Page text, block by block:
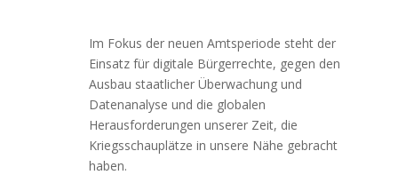
Im Fokus der neuen Amtsperiode steht der
Einsatz für digitale Bürgerrechte, gegen den
Ausbau staatlicher Überwachung und
Datenanalyse und die globalen
Herausforderungen unserer Zeit, die
Kriegsschauplätze in unsere Nähe gebracht
haben.